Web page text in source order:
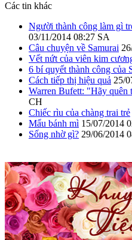
Các tin khác
Người thành công làm gì
03/11/2014 08:27 SA
Câu chuyện về Samurai
Vết nứt của viên kim
6 bí quyết thành công của
Cách tiếp thị hiệu quả 25/
Warren Bufett: "Hãy quên
CH
Chiếc rìu của chàng trai trẻ
Mẩu bánh mì 15/07/2014
Sống nhờ gì? 29/06/2014